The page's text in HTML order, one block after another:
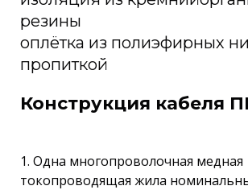
резины
оплётка из полиэфирных
пропиткой
Конструкция кабеля
1. Одна многопроволочная медная
токопроводящая жила